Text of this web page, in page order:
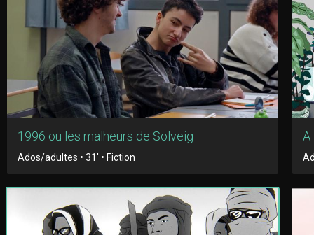
1996 ou les malheurs de Solveig
Ados/adultes • 31' • Fiction
A